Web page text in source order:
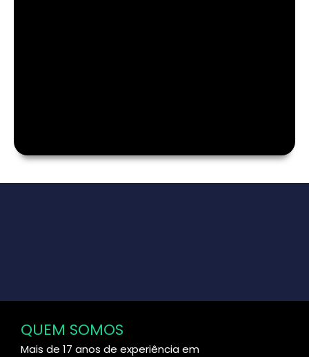
QUEM SOMOS
Mais de 17 anos de experiência em